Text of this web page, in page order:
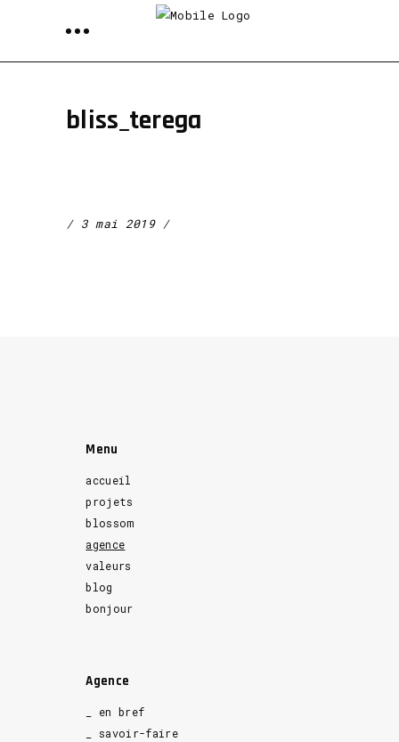
bliss_terega
3 mai 2019
Menu
accueil
projets
blossom
agence
valeurs
blog
bonjour
Agence
_ en bref
_ savoir-faire